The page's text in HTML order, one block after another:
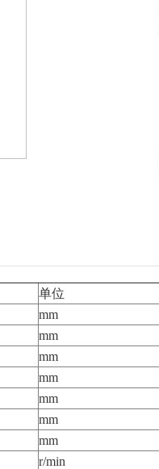
单位
mm
mm
mm
mm
mm
mm
mm
r/min